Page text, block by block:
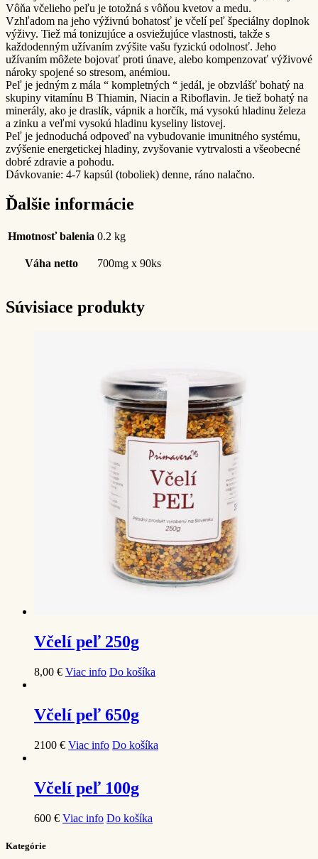
Vôňa včelieho peľu je totožná s vôňou kvetov a medu.
Vzhľadom na jeho výživnú bohatosť je včelí peľ špeciálny doplnok
výživy. Tiež má tonizujúce a osviežujúce vlastnosti, takže s
každodenným užívaním zvýšite vašu fyzickú odolnosť. Jeho
užívaním môžete bojovať proti únave, alebo kompenzovať výživové
nároky spojené so stresom, anémiou.
Peľ je jedným z mála “ kompletných “ jedál, je obzvlášť bohatý na
skupiny vitamínu B Thiamin, Niacin a Riboflavin. Je tiež bohatý na
minerály, ako je draslík, vápnik a horčík, má vysokú hladinu železa
a zinku a veľmi vysokú hladinu kyseliny listovej.
Peľ je jednoduchá odpoveď na vybudovanie imunitného systému,
zvýšenie energetickej hladiny, zvyšovanie vytrvalosti a všeobecné
dobré zdravie a pohodu.
Dávkovanie: 4-7 kapsúl (toboliek) denne, ráno nalačno.
Ďalšie informácie
Hmotnosť balenia 0.2 kg
Váha netto 700mg x 90ks
Súvisiace produkty
Včelí peľ 250g
8,00 € Viac info Do košíka
Včelí peľ 650g
2100 € Viac info Do košíka
Včelí peľ 100g
600 € Viac info Do košíka
Kategórie